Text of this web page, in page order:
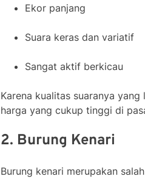
Ekor panjang
Suara keras dan variatif
Sangat aktif berkicau
Karena kualitas suaranya
harga yang cukup tinggi di
2. Burung Kenari
Burung kenari merupakan